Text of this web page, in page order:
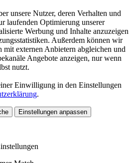
unsere Nutzer, deren Verhalten und
laufenden Optimierung unserer
Werbung und Inhalte anzuzeigen
Außerdem können wir
mit externen Anbietern abgleichen und
Angebote anzeigen, nur wenn
nutzt.
Einwilligung in den Einstellungen
.
Einstellungen anpassen